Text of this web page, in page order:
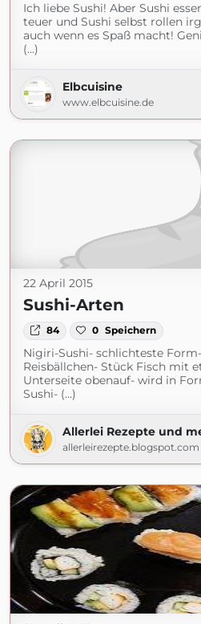
Ich liebe Sushi! Aber Sushi
teuer und Sushi selbst rollen
auch wenn es Spaß macht!
(...)
Elbcuisine
www.elbcuisine.de
22 April 2015
Sushi-Arten
84 0 Speichern
Nigiri-Sushi- schlichteste
Reisbällchen- Stück Fisch mit
Unterseite obenauf- wird in
Sushi- (...)
Allerlei Rezepte und
allerleirezepte.blogspot.com